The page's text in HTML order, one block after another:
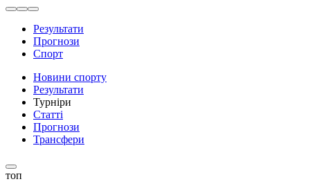
Результати
Прогнози
Спорт
Новини спорту
Результати
Турніри
Статті
Прогнози
Трансфери
топ